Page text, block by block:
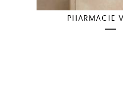
PHARMACIE